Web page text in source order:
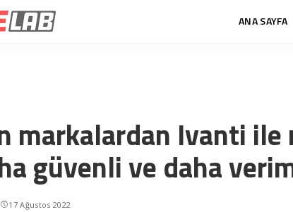
ANA SAYFA
markalardan Ivanti
güvenli ve daha
17 Ağustos 2022